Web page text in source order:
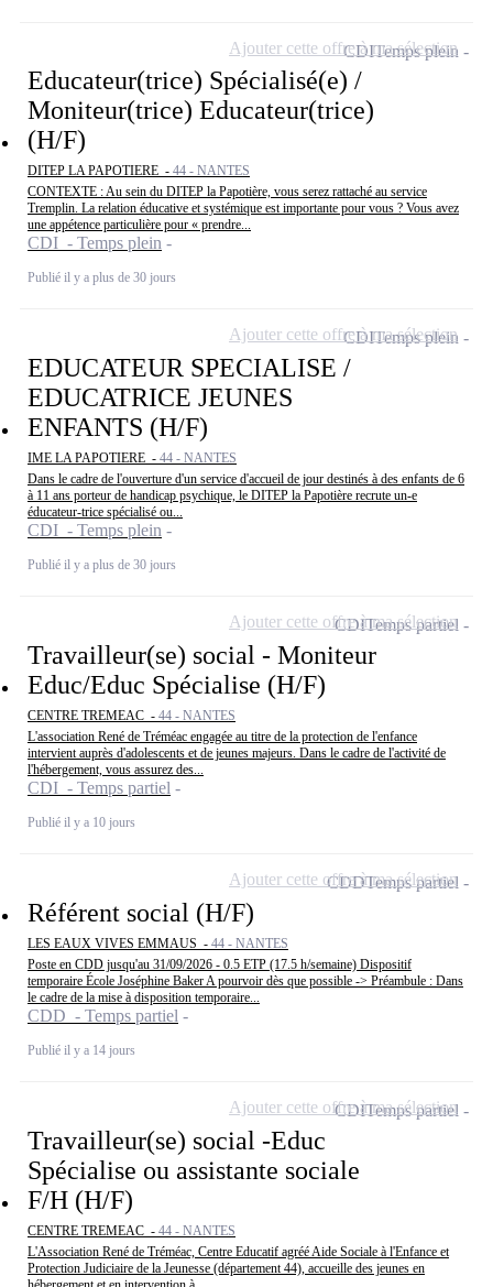
Educateur(trice) Spécialisé(e) /
Moniteur(trice) Educateur(trice)
(H/F)
DITEP LA PAPOTIERE - 44 - NANTES
CONTEXTE : Au sein du DITEP la Papotière, vous serez rattaché au service
Tremplin. La relation éducative et systémique est importante pour vous ? Vous avez
une appétence particulière pour « prendre...
CDI - Temps plein
Publié il y a plus de 30 jours
CDITemps plein
Ajouter cette offre à ma sélection
EDUCATEUR SPECIALISE /
EDUCATRICE JEUNES
ENFANTS (H/F)
IME LA PAPOTIERE - 44 - NANTES
Dans le cadre de l'ouverture d'un service d'accueil de jour destinés à des enfants de 6
à 11 ans porteur de handicap psychique, le DITEP la Papotière recrute un-e
éducateur-trice spécialisé ou...
CDI - Temps plein
Publié il y a plus de 30 jours
CDITemps plein
Ajouter cette offre à ma sélection
Travailleur(se) social - Moniteur
Educ/Educ Spécialise (H/F)
CENTRE TREMEAC - 44 - NANTES
L'association René de Tréméac engagée au titre de la protection de l'enfance
intervient auprès d'adolescents et de jeunes majeurs. Dans le cadre de l'activité de
l'hébergement, vous assurez des...
CDI - Temps partiel
Publié il y a 10 jours
CDITemps partiel
Ajouter cette offre à ma sélection
Référent social (H/F)
LES EAUX VIVES EMMAUS - 44 - NANTES
Poste en CDD jusqu'au 31/09/2026 - 0.5 ETP (17.5 h/semaine) Dispositif
temporaire École Joséphine Baker A pourvoir dès que possible -> Préambule : Dans
le cadre de la mise à disposition temporaire...
CDD - Temps partiel
Publié il y a 14 jours
CDDTemps partiel
Ajouter cette offre à ma sélection
Travailleur(se) social -Educ
Spécialise ou assistante sociale
F/H (H/F)
CENTRE TREMEAC - 44 - NANTES
L'Association René de Tréméac, Centre Educatif agréé Aide Sociale à l'Enfance et
Protection Judiciaire de la Jeunesse (département 44), accueille des jeunes en
CDITemps partiel
Ajouter cette offre à ma sélection